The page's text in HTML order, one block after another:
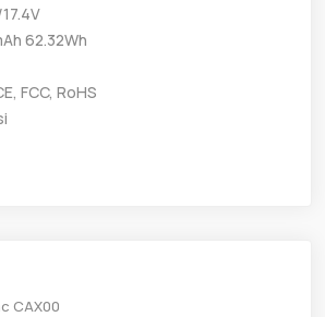
62.32Wh
FCC, RoHS
CAX00